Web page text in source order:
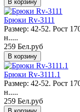
Брюки Rv-3111
Размер: 42-52. Рост
н.....
259 Бел.руб
Брюки Rv-3111.1
Размер: 42-52. Рост
н.....
259 Бел.руб